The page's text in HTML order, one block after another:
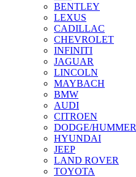
BENTLEY
LEXUS
CADILLAC
CHEVROLET
INFINITI
JAGUAR
LINCOLN
MAYBACH
BMW
AUDI
CITROEN
DODGE/HUMMER
HYUNDAI
JEEP
LAND ROVER
TOYOTA